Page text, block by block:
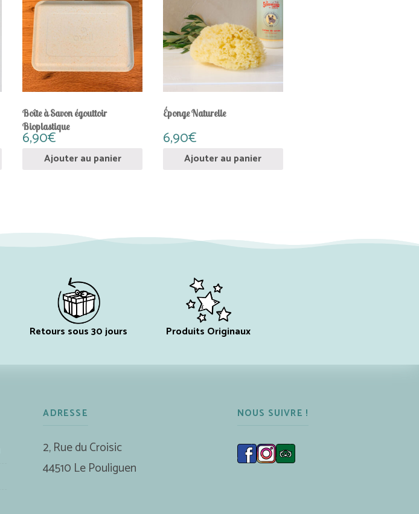
Boîte à Savon égouttoir
Bioplastique
6,90€
Ajouter au panier
Éponge Naturelle
6,90€
Ajouter au panier
Retours sous 30 jours Produits Originaux
ADRESSE
2, Rue du Croisic
44510 Le Pouliguen
NOUS SUIVRE !